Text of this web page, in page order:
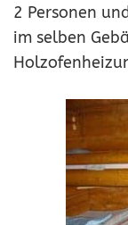
2 Personen
im selben